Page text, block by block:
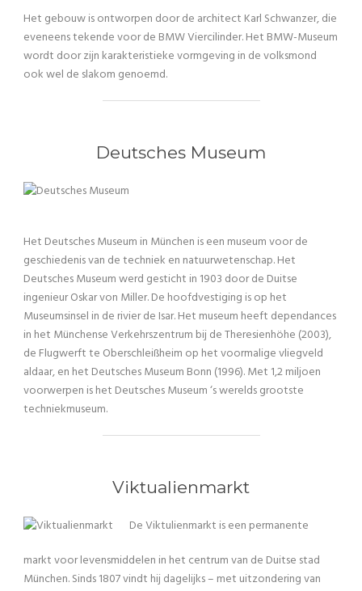
Het gebouw is ontworpen door de architect Karl Schwanzer, die
eveneens tekende voor de BMW Viercilinder. Het BMW-Museum
wordt door zijn karakteristieke vormgeving in de volksmond
ook wel de slakom genoemd.
Deutsches Museum
Het Deutsches Museum in München is een museum voor de
geschiedenis van de techniek en natuurwetenschap. Het
Deutsches Museum werd gesticht in 1903 door de Duitse
ingenieur Oskar von Miller. De hoofdvestiging is op het
Museumsinsel in de rivier de Isar. Het museum heeft dependances
in het Münchense Verkehrszentrum bij de Theresienhöhe (2003),
de Flugwerft te Oberschleißheim op het voormalige vliegveld
aldaar, en het Deutsches Museum Bonn (1996). Met 1,2 miljoen
voorwerpen is het Deutsches Museum ‘s werelds grootste
techniekmuseum.
Viktualienmarkt
De Viktulienmarkt is een permanente
markt voor levensmiddelen in het centrum van de Duitse stad
München. Sinds 1807 vindt hij dagelijks – met uitzondering van